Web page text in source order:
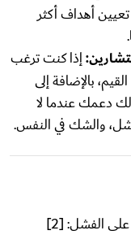
أهداف أكثر
إذا كنت ترغب
بالإضافة إلى
دعمك عندما لا
والشك في النفس.
الفشل: [2]